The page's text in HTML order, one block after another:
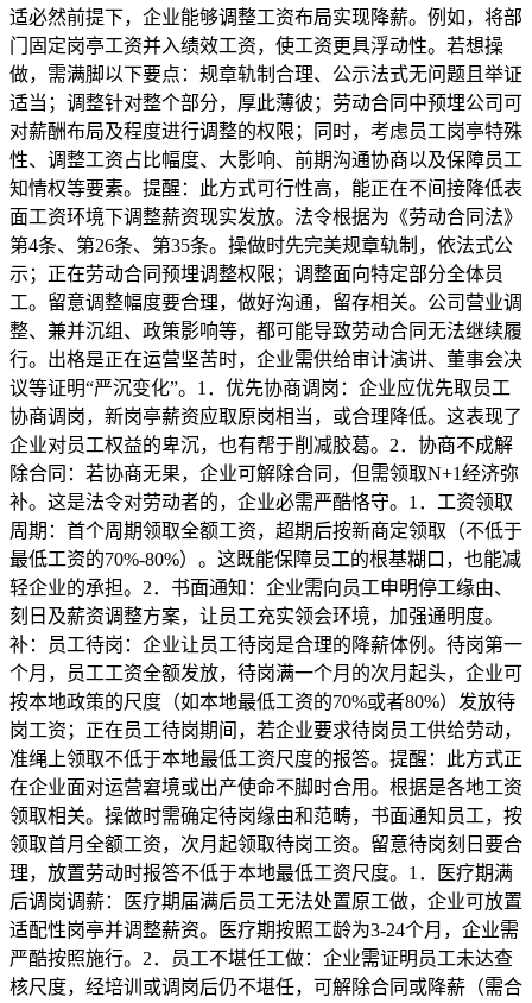
适必然前提下，企业能够调整工资布局实现降薪。例如，将部
门固定岗亭工资并入绩效工资，使工资更具浮动性。若想操
做，需满脚以下要点：规章轨制合理、公示法式无问题且举证
适当；调整针对整个部分，厚此薄彼；劳动合同中预埋公司可
对薪酬布局及程度进行调整的权限；同时，考虑员工岗亭特殊
性、调整工资占比幅度、大影响、前期沟通协商以及保障员工
知情权等要素。提醒：此方式可行性高，能正在不间接降低表
面工资环境下调整薪资现实发放。法令根据为《劳动合同法》
第4条、第26条、第35条。操做时先完美规章轨制，依法式公
示；正在劳动合同预埋调整权限；调整面向特定部分全体员
工。留意调整幅度要合理，做好沟通，留存相关。公司营业调
整、兼并沉组、政策影响等，都可能导致劳动合同无法继续履
行。出格是正在运营坚苦时，企业需供给审计演讲、董事会决
议等证明“严沉变化”。1．优先协商调岗：企业应优先取员工
协商调岗，新岗亭薪资应取原岗相当，或合理降低。这表现了
企业对员工权益的卑沉，也有帮于削减胶葛。2．协商不成解
除合同：若协商无果，企业可解除合同，但需领取N+1经济弥
补。这是法令对劳动者的，企业必需严酷恪守。1．工资领取
周期：首个周期领取全额工资，超期后按新商定领取（不低于
最低工资的70%-80%）。这既能保障员工的根基糊口，也能减
轻企业的承担。2．书面通知：企业需向员工申明停工缘由、
刻日及薪资调整方案，让员工充实领会环境，加强通明度。
补：员工待岗：企业让员工待岗是合理的降薪体例。待岗第一
个月，员工工资全额发放，待岗满一个月的次月起头，企业可
按本地政策的尺度（如本地最低工资的70%或者80%）发放待
岗工资；正在员工待岗期间，若企业要求待岗员工供给劳动，
准绳上领取不低于本地最低工资尺度的报答。提醒：此方式正
在企业面对运营窘境或出产使命不脚时合用。根据是各地工资
领取相关。操做时需确定待岗缘由和范畴，书面通知员工，按
领取首月全额工资，次月起领取待岗工资。留意待岗刻日要合
理，放置劳动时报答不低于本地最低工资尺度。1．医疗期满
后调岗调薪：医疗期届满后员工无法处置原工做，企业可放置
适配性岗亭并调整薪资。医疗期按照工龄为3-24个月，企业需
严酷按照施行。2．员工不堪任工做：企业需证明员工未达查
核尺度，经培训或调岗后仍不堪任，可解除合同或降薪（需合